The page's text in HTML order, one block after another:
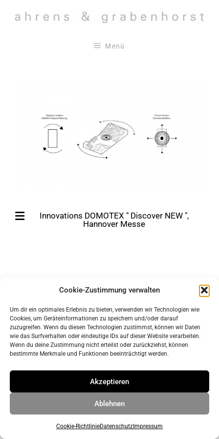
Cookie-Zustimmung verwalten
Um dir ein optimales Erlebnis zu bieten, verwenden wir Technologien wie
Cookies, um Geräteinformationen zu speichern und/oder darauf
zuzugreifen. Wenn du diesen Technologien zustimmst, können wir Daten
wie das Surfverhalten oder eindeutige IDs auf dieser Website verarbeiten.
Wenn du deine Zustimmung nicht erteilst oder zurückziehst, können
bestimmte Merkmale und Funktionen beeinträchtigt werden.
Akzeptieren
Ablehnen
Cookie-RichtlinieDatenschutz Impressum
Inhalt
Menü
Innovations DOMOTEX " Discover NEW ",
Hannover Messe
Impressum
Datenschutz
© 2026 ahrens & grabenhorst architekten stadtplaner Part
GmbB• Erstellt mitGeneratePress